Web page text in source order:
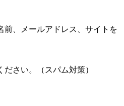
前、メールアドレス、サイトを
さい。（スパム対策）